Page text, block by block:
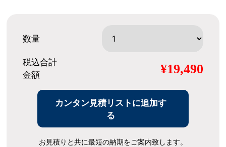
数量
税込合計
金額
¥19,490
カンタン見積リストに追加す
る
お見積りと共に最短の納期をご案内致します。